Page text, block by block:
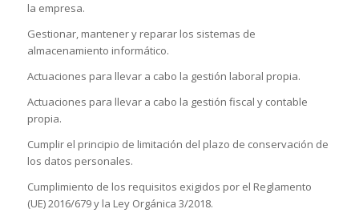
la empresa.
Gestionar, mantener y reparar los sistemas de
almacenamiento informático.
Actuaciones para llevar a cabo la gestión laboral propia.
Actuaciones para llevar a cabo la gestión fiscal y contable
propia.
Cumplir el principio de limitación del plazo de conservación de
los datos personales.
Cumplimiento de los requisitos exigidos por el Reglamento
(UE) 2016/679 y la Ley Orgánica 3/2018.